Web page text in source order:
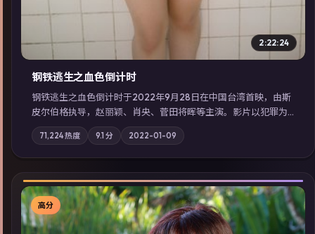
2:22:24
钢铁逃生之血色倒计时
钢铁逃生之血色倒计时于2022年9月28日在中国台湾首映，由斯
皮尔伯格执导，赵丽颖、肖央、菅田将晖等主演。影片以犯罪为
叙事主轴，失踪人口档案牵出跨国灰色产业链；摄影与配乐强化
地域气质；站内亦可通过「国产免费观看高清电视剧在线看」延
展检索同类型高分佳作，畅享高清在线追剧体验。
71,224热度 9.1 分 2022-01-09
高分